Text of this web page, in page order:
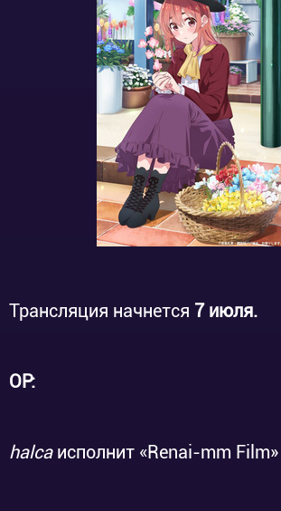
Трансляция начнется 7 июля.
OP:
halcaисполнит «Renai-mm Film»